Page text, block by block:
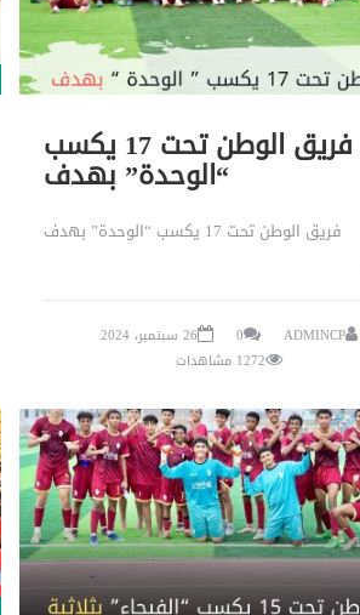
فريق الوطن تحت 17 يكسب
“الوحدة” بهدف
فريق الوطن تحت 17 يكسب “الوحدة” بهدف
ADMINCP
0
26 سبتمبر، 2024
1272 مشاهدات